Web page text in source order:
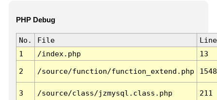
PHP Debug
No. File
Line
1
/index.php 13
2 /source/function/function_extend.php 1548
3 /source/class/jzmysql.class.php 211